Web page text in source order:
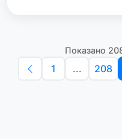
Показано
1 ... 208